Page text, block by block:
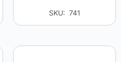
SKU: 741